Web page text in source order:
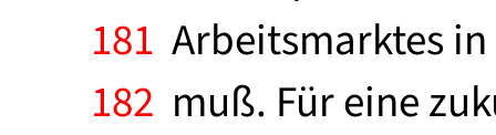
181 Arbeitsmarktes
182 muß. Für eine